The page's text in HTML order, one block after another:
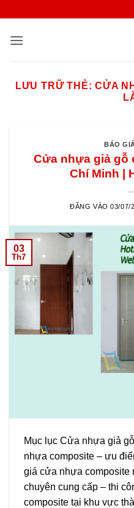
nội
LƯU TRỮ THẺ:CỬA
BÁO
Cửa nhựa giả gỗ
Chí Minh |
ĐĂNG VÀO03/07/
03
Th7
Mục lục Cửa nhựa giả
nhựa composite – ưu
giá cửa nhựa composite
chuyên cung cấp – thi
composite tại khu vực